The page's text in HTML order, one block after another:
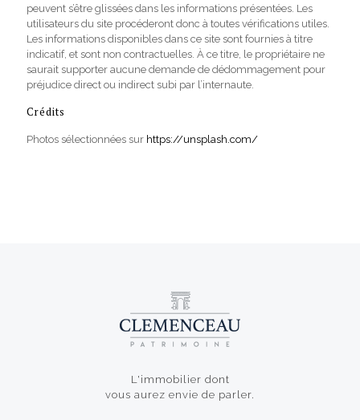
peuvent s’être glissées dans les informations présentées. Les
utilisateurs du site procéderont donc à toutes vérifications utiles.
Les informations disponibles dans ce site sont fournies à titre
indicatif, et sont non contractuelles. À ce titre, le propriétaire ne
saurait supporter aucune demande de dédommagement pour
préjudice direct ou indirect subi par l’internaute.
Crédits
Photos sélectionnées sur https://unsplash.com/
L'immobilier dont
vous aurez envie de parler.